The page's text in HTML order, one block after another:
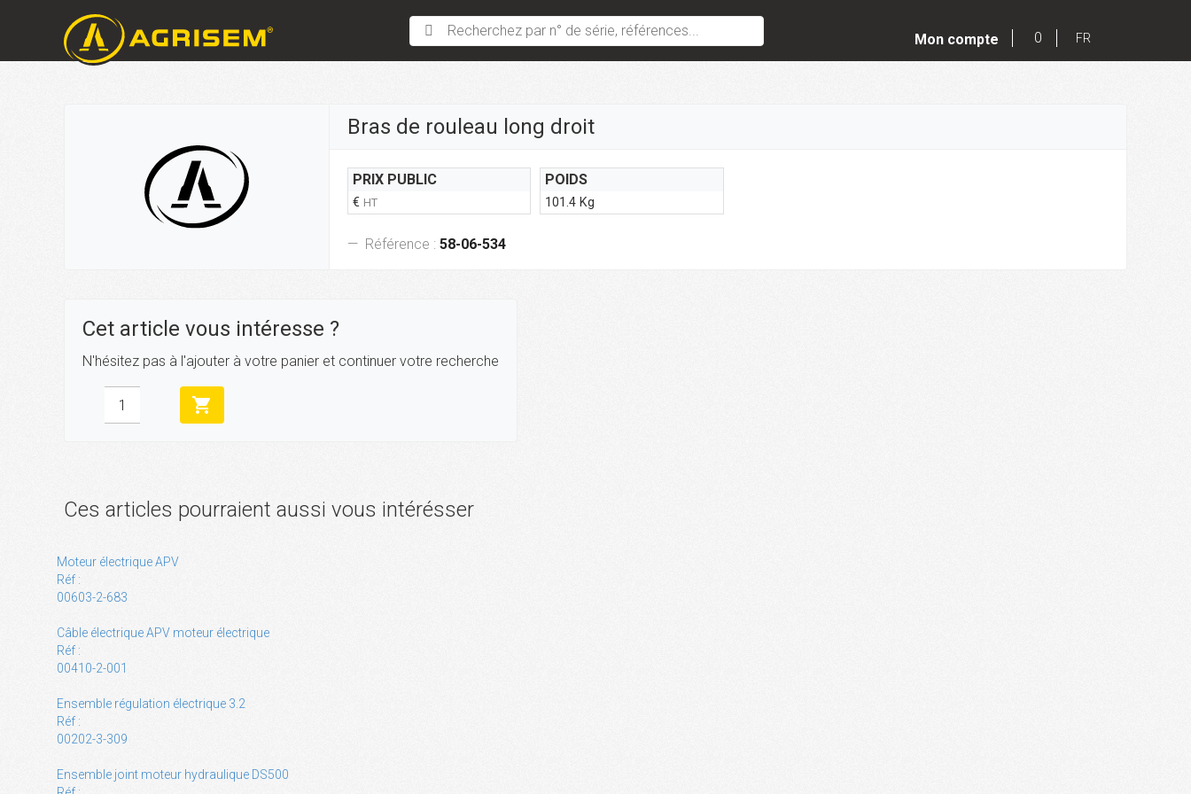
Recherchez par n° de série, références...
Mon compte 0 FR
Bras de rouleau long droit
PRIX PUBLIC
€ HT
POIDS
101.4 Kg
Référence : 58-06-534
Cet article vous intéresse ?
N'hésitez pas à l'ajouter à votre panier et continuer votre recherche
shopping_cart
Ces articles pourraient aussi vous intérésser
Moteur électrique APV
Réf :
00603-2-683
Câble électrique APV moteur électrique
Réf :
00410-2-001
Ensemble régulation électrique 3.2
Réf :
00202-3-309
Ensemble joint moteur hydraulique DS500